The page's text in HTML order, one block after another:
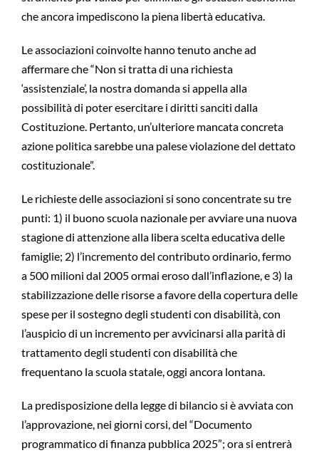
che ancora impediscono la piena libertà educativa.
Le associazioni coinvolte hanno tenuto anche ad
affermare che “Non si tratta di una richiesta
‘assistenziale’, la nostra domanda si appella alla
possibilità di poter esercitare i diritti sanciti dalla
Costituzione. Pertanto, un’ulteriore mancata concreta
azione politica sarebbe una palese violazione del dettato
costituzionale”.
Le richieste delle associazioni si sono concentrate su tre
punti: 1) il buono scuola nazionale per avviare una nuova
stagione di attenzione alla libera scelta educativa delle
famiglie; 2) l’incremento del contributo ordinario, fermo
a 500 milioni dal 2005 ormai eroso dall’inflazione, e 3) la
stabilizzazione delle risorse a favore della copertura delle
spese per il sostegno degli studenti con disabilità, con
l’auspicio di un incremento per avvicinarsi alla parità di
trattamento degli studenti con disabilità che
frequentano la scuola statale, oggi ancora lontana.
La predisposizione della legge di bilancio si è avviata con
l’approvazione, nei giorni corsi, del “Documento
programmatico di finanza pubblica 2025”; ora si entrerà